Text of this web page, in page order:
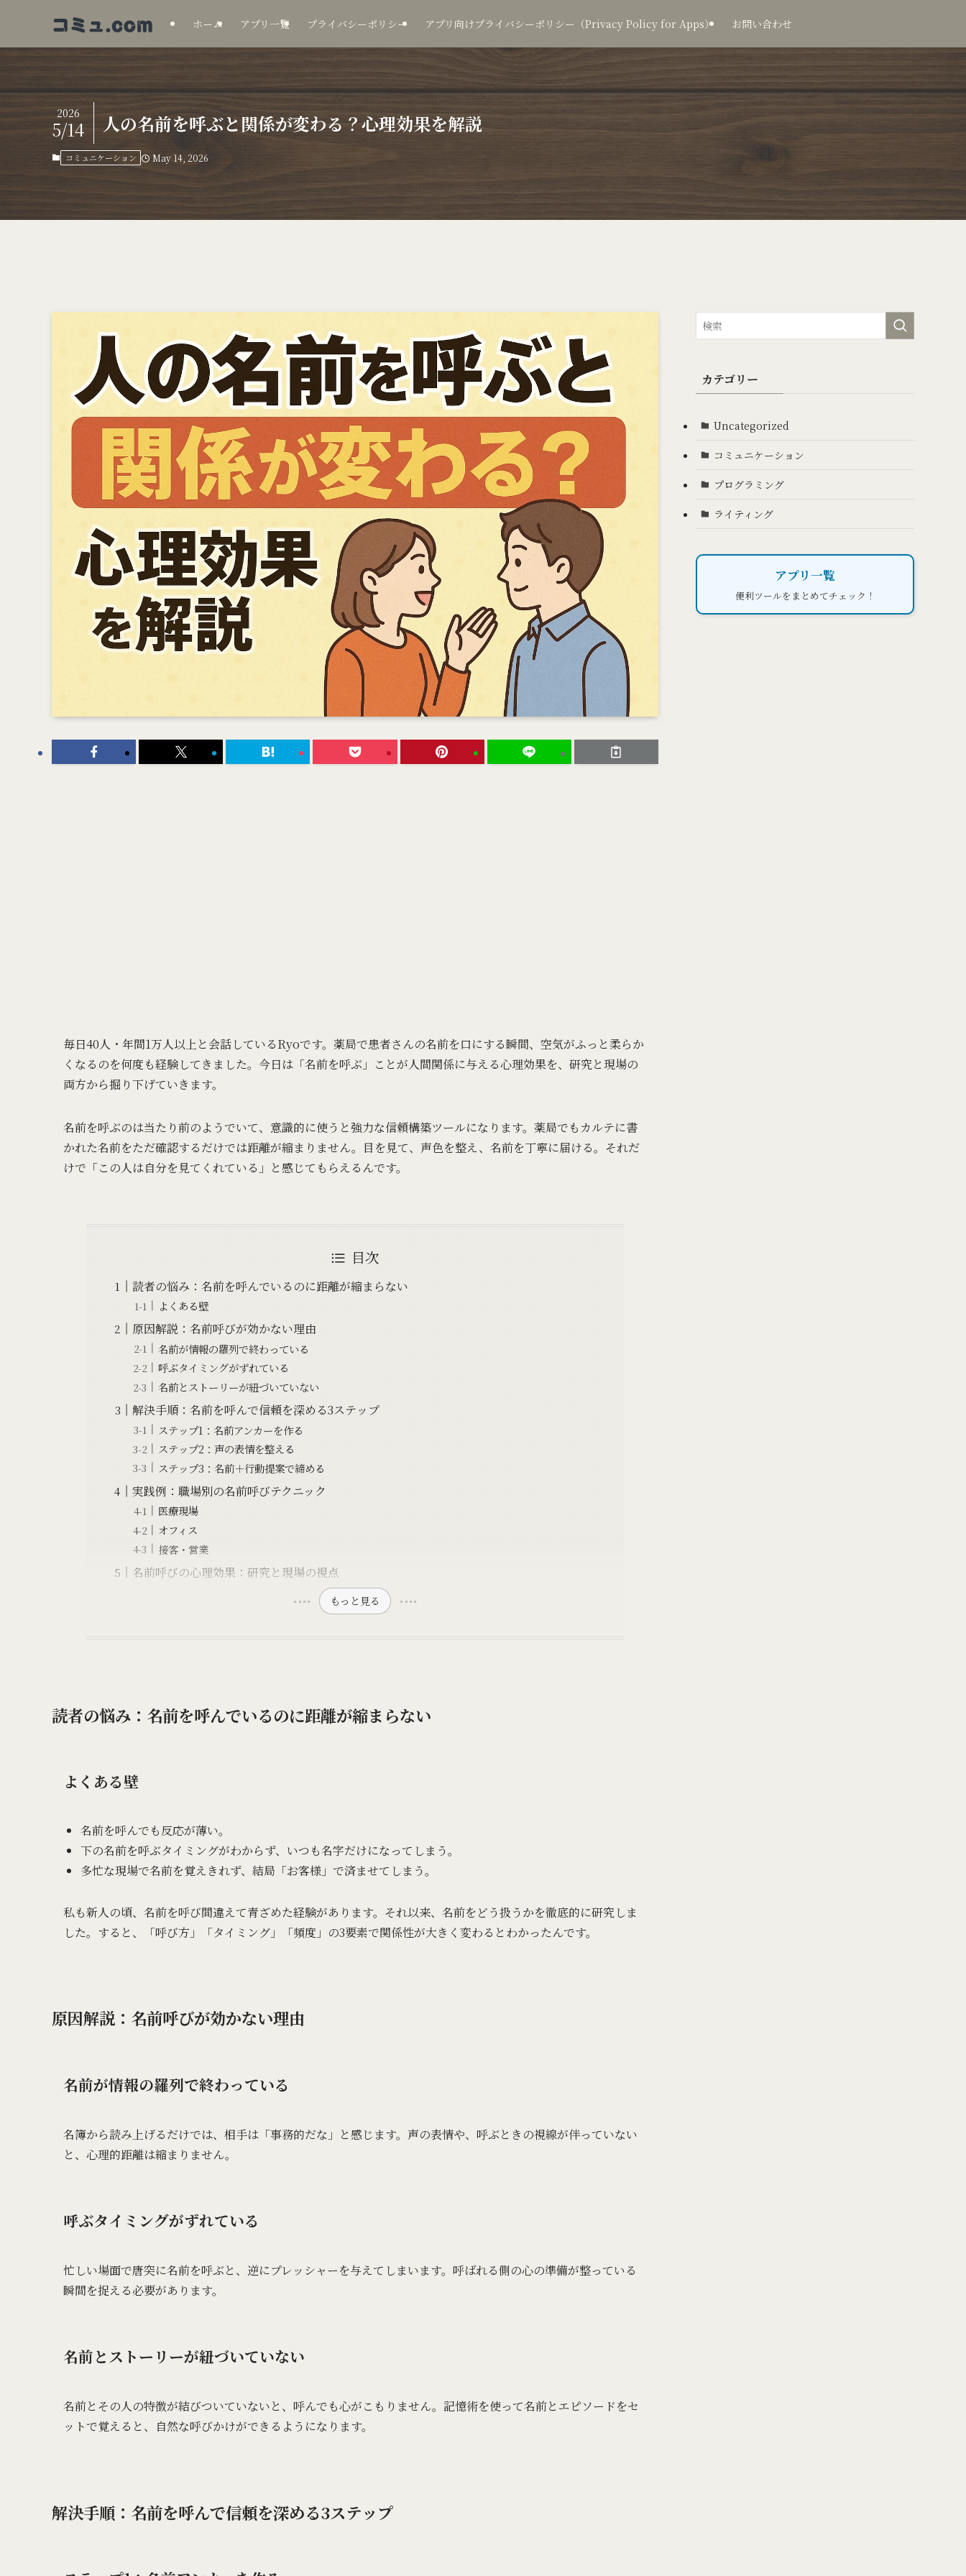
ホーム アプリ一覧 プライバシーポリシー アプリ向けプライバシーポリシー（Privacy Policy for Apps） お問い合わせ
人の名前を呼ぶと関係が変わる？心理効果を解説
2026
5/14
コミュニケーション May 14, 2026
毎日40人・年間1万人以上と会話しているRyoです。薬局で患者さんの名前を口にする瞬間、空気がふっと柔らか
くなるのを何度も経験してきました。今日は「名前を呼ぶ」ことが人間関係に与える心理効果を、研究と現場の
両方から掘り下げていきます。
名前を呼ぶのは当たり前のようでいて、意識的に使うと強力な信頼構築ツールになります。薬局でもカルテに書
かれた名前をただ確認するだけでは距離が縮まりません。目を見て、声色を整え、名前を丁寧に届ける。それだ
けで「この人は自分を見てくれている」と感じてもらえるんです。
目次
読者の悩み：名前を呼んでいるのに距離が縮まらない
よくある壁
原因解説：名前呼びが効かない理由
名前が情報の羅列で終わっている
呼ぶタイミングがずれている
名前とストーリーが紐づいていない
解決手順：名前を呼んで信頼を深める3ステップ
ステップ1：名前アンカーを作る
ステップ2：声の表情を整える
ステップ3：名前＋行動提案で締める
実践例：職場別の名前呼びテクニック
医療現場
オフィス
接客・営業
名前呼びの心理効果：研究と現場の視点
もっと見る
読者の悩み：名前を呼んでいるのに距離が縮まらない
よくある壁
名前を呼んでも反応が薄い。
下の名前を呼ぶタイミングがわからず、いつも名字だけになってしまう。
多忙な現場で名前を覚えきれず、結局「お客様」で済ませてしまう。
私も新人の頃、名前を呼び間違えて青ざめた経験があります。それ以来、名前をどう扱うかを徹底的に研究しま
した。すると、「呼び方」「タイミング」「頻度」の3要素で関係性が大きく変わるとわかったんです。
原因解説：名前呼びが効かない理由
名前が情報の羅列で終わっている
名簿から読み上げるだけでは、相手は「事務的だな」と感じます。声の表情や、呼ぶときの視線が伴っていない
と、心理的距離は縮まりません。
呼ぶタイミングがずれている
忙しい場面で唐突に名前を呼ぶと、逆にプレッシャーを与えてしまいます。呼ばれる側の心の準備が整っている
瞬間を捉える必要があります。
名前とストーリーが紐づいていない
名前とその人の特徴が結びついていないと、呼んでも心がこもりません。記憶術を使って名前とエピソードをセ
ットで覚えると、自然な呼びかけができるようになります。
解決手順：名前を呼んで信頼を深める3ステップ
カテゴリー
Uncategorized
コミュニケーション
プログラミング
ライティング
アプリ一覧
便利ツールをまとめてチェック！